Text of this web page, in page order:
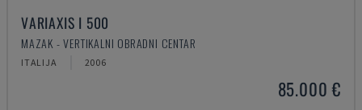
VARIAXIS I 500
MAZAK - VERTIKALNI OBRADNI CENTAR
ITALIJA 2006
85.000 €